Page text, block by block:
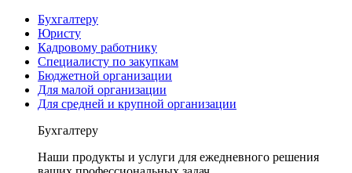
Бухгалтеру
Юристу
Кадровому работнику
Специалисту по закупкам
Бюджетной организации
Для малой организации
Для средней и крупной организации
Бухгалтеру
Наши продукты и услуги для ежедневного решения